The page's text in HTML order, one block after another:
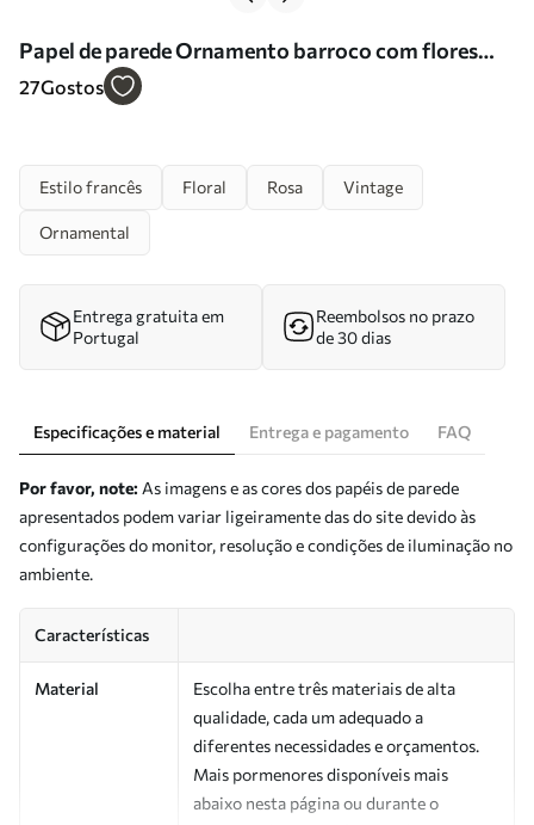
Papel de parede Ornamento barroco com flores
sobre fundo cor-de-rosa Nr. a00160
27Gostos
Estilo francês Floral Rosa Vintage
Ornamental
Entrega gratuita em
Portugal
Reembolsos no prazo
de 30 dias
Especificações e material Entrega e pagamento FAQ
Por favor, note: As imagens e as cores dos papéis de parede
apresentados podem variar ligeiramente das do site devido às
configurações do monitor, resolução e condições de iluminação no
ambiente.
Características
Material
Escolha entre três materiais de alta
qualidade, cada um adequado a
diferentes necessidades e orçamentos.
Mais pormenores disponíveis mais
abaixo nesta página ou durante o